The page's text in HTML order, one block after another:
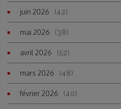
juin 2026 (42)
mai 2026 (38)
avril 2026 (52)
mars 2026 (48)
février 2026 (40)